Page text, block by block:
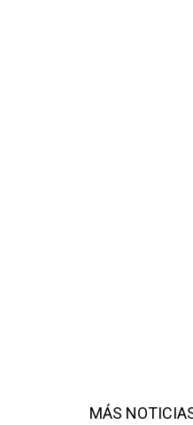
MÁS